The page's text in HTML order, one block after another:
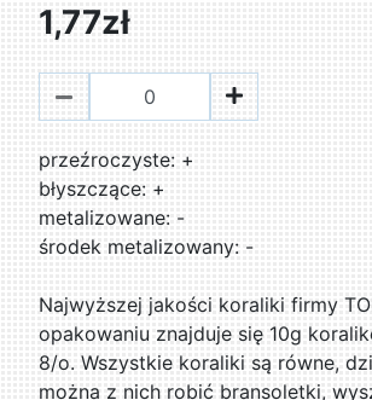
1,77zł
przeźroczyste: +
błyszczące: +
metalizowane: -
środek metalizowany: -
Najwyższej jakości koraliki firmy
opakowaniu znajduje się 10g
8/o. Wszystkie koraliki są równe,
można z nich robić bransoletki,